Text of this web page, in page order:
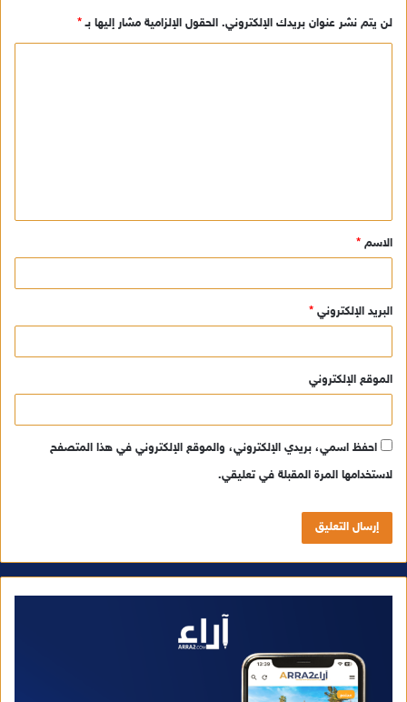
لن يتم نشر عنوان بريدك الإلكتروني. الحقول الإلزامية مشار إليها بـ*
ق
*
الاسم *
البريد الإلكتروني *
الموقع الإلكتروني
احفظ اسمي، بريدي الإلكتروني، والموقع الإلكتروني في هذا المتصفح
لاستخدامها المرة المقبلة في تعليقي.